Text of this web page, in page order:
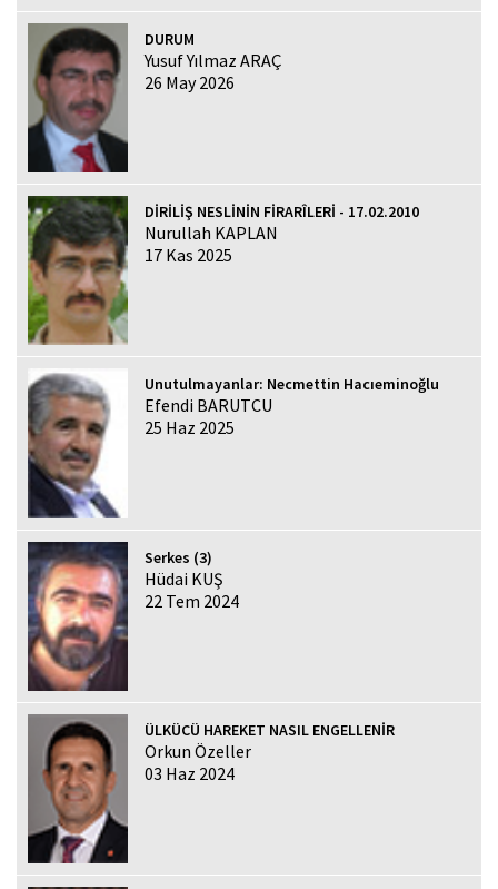
DURUM
Yusuf Yılmaz ARAÇ
26 May 2026
DİRİLİŞ NESLİNİN FİRARÎLERİ - 17.02.2010
Nurullah KAPLAN
17 Kas 2025
Unutulmayanlar: Necmettin Hacıeminoğlu
Efendi BARUTCU
25 Haz 2025
Serkes (3)
Hüdai KUŞ
22 Tem 2024
ÜLKÜCÜ HAREKET NASIL ENGELLENİR
Orkun Özeller
03 Haz 2024